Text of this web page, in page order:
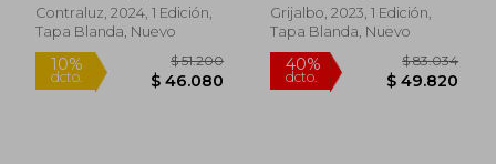
Contraluz, 2024, 1 Edición,
Tapa Blanda, Nuevo
Grijalbo, 2023, 1 Edición,
Tapa Blanda, Nuevo